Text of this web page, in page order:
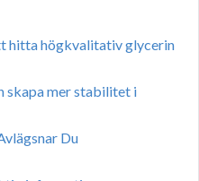
hitta högkvalitativ glycerin
skapa mer stabilitet i
Du